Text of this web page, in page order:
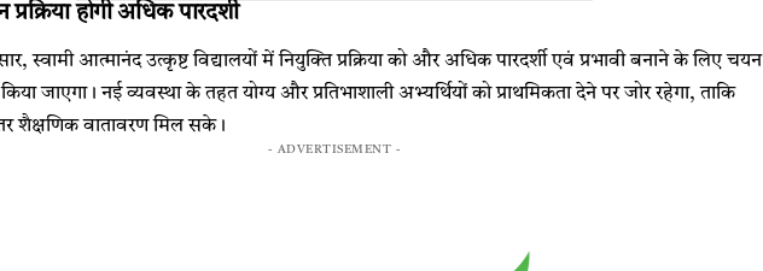
होगी अधिक पारदर्शी
स्वामी आत्मानंद उत्कृष्ट विद्यालयों में नियुक्ति प्रक्रिया को और अधिक पारदर्शी एवं प्रभावी बनाने के लिए चयन
जाएगा। नई व्यवस्था के तहत योग्य और प्रतिभाशाली अभ्यर्थियों को प्राथमिकता देने पर जोर रहेगा, ताकि
शैक्षणिक वातावरण मिल सके।
- ADVERTISEMENT -